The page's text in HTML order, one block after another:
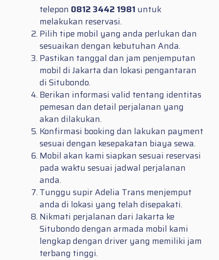
telepon 0812 3442 1981 untuk
melakukan reservasi.
Pilih tipe mobil yang anda perlukan dan
sesuaikan dengan kebutuhan Anda.
Pastikan tanggal dan jam penjemputan
mobil di Jakarta dan lokasi pengantaran
di Situbondo.
Berikan informasi valid tentang identitas
pemesan dan detail perjalanan yang
akan dilakukan.
Konfirmasi booking dan lakukan payment
sesuai dengan kesepakatan biaya sewa.
Mobil akan kami siapkan sesuai reservasi
pada waktu sesuai jadwal perjalanan
anda.
Tunggu supir Adelia Trans menjemput
anda di lokasi yang telah disepakati.
Nikmati perjalanan dari Jakarta ke
Situbondo dengan armada mobil kami
lengkap dengan driver yang memiliki jam
terbang tinggi.